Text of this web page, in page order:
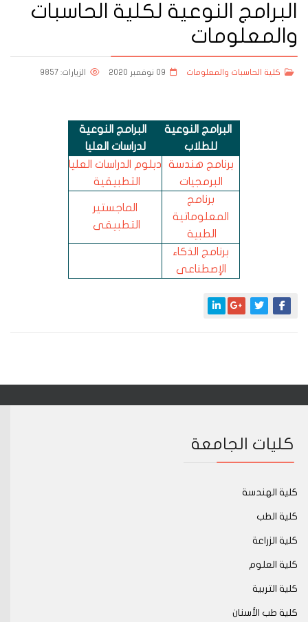
البرامج النوعية لكلية الحاسبات
والمعلومات
كلية الحاسبات والمعلومات 09 نوفمبر 2020 الزيارات: 9857
البرامج النوعية
للطلاب
البرامج النوعية
لدراسات العليا
برنامج هندسة
البرمجيات
دبلوم الدراسات العليا
التطبيقية
برنامج
المعلوماتية
الطبية
الماجستير
التطبيقى
برنامج الذكاء
الإصطناعى
كليات الجامعة
كلية الهندسة
كلية الطب
كلية الزراعة
كلية العلوم
كلية التربية
كلية طب الأسنان